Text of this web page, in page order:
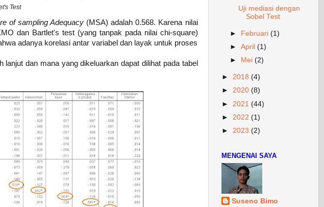
Test
of sampling Adequacy (MSA) adalah 0.568. Karena nilai
dan Bartlet's test (yang tanpak pada nilai chi-square)
adanya korelasi antar variabel dan layak untuk proses
dan mana yang dikeluarkan dapat dilihat pada tabel
Uji mediasi dengan
Sobel Test
► Februari (1)
► April (1)
►
Mei (2)
► 2018 (4)
► 2020 (8)
► 2021 (44)
► 2022 (1)
► 2023 (2)
MENGENAI SAYA
Suseno Bimo